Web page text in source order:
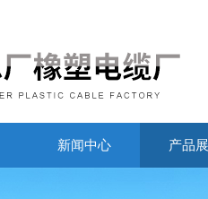
新闻中心 产品